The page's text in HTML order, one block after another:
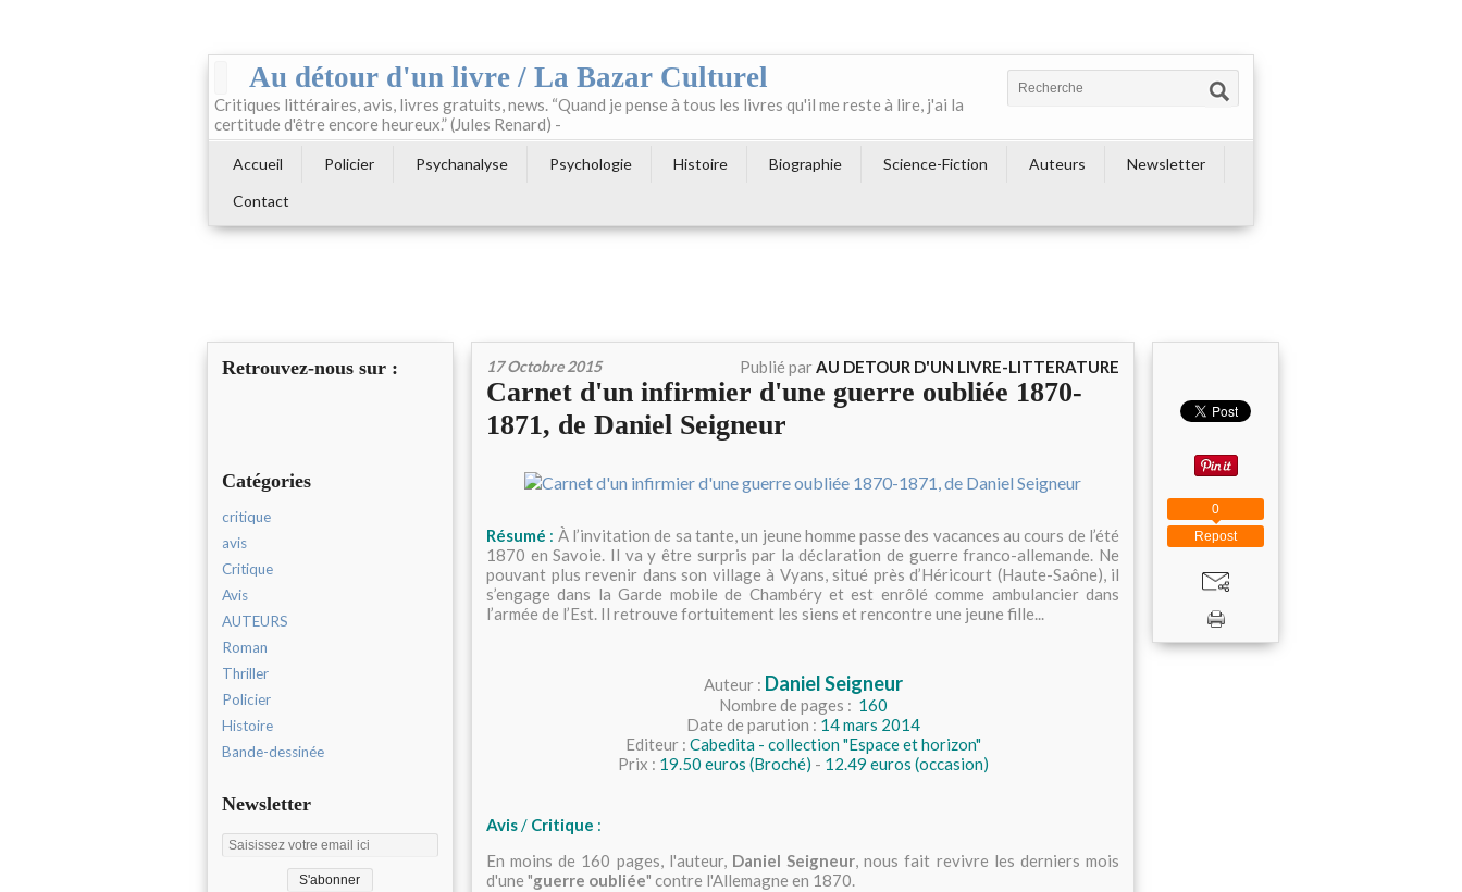
Au détour d'un livre / La Bazar Culturel
Critiques littéraires, avis, livres gratuits, news. “Quand je pense à tous les livres qu'il me reste à lire, j'ai la
certitude d'être encore heureux.” (Jules Renard) -
Accueil Policier Psychanalyse Psychologie Histoire Biographie Science-Fiction Auteurs
Newsletter
Contact
Retrouvez-nous sur :
Catégories
critique
avis
Critique
Avis
AUTEURS
Roman
Thriller
Policier
Histoire
Bande-dessinée
Newsletter
17 Octobre 2015 Publié parAU DETOUR D'UN LIVRE-LITTERATURE
Carnet d'un infirmier d'une guerre oubliée 1870-
1871, de Daniel Seigneur
Résumé : À l’invitation de sa tante, un jeune homme passe des vacances au cours de l’été
1870 en Savoie. Il va y être surpris par la déclaration de guerre franco-allemande. Ne
pouvant plus revenir dans son village à Vyans, situé près d’Héricourt (Haute-Saône), il
s’engage dans la Garde mobile de Chambéry et est enrôlé comme ambulancier dans
l’armée de l’Est. Il retrouve fortuitement les siens et rencontre une jeune fille...
Auteur : Daniel Seigneur
Nombre de pages : 160
Date de parution : 14 mars 2014
Editeur : Cabedita - collection "Espace et horizon"
Prix : 19.50 euros (Broché) - 12.49 euros (occasion)
Avis/ Critique :
En moins de 160 pages, l'auteur, Daniel Seigneur, nous fait revivre les derniers mois
d'une "guerre oubliée" contre l'Allemagne en 1870.
Repost
0